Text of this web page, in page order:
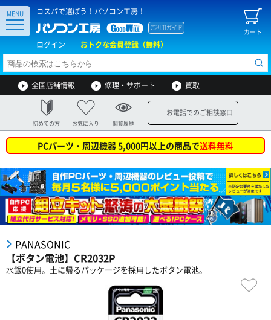
コスパで選ぼう！パソコン工房！
カート
ご利用ガイド
ログイン おトクな会員登録（無料）
MENU
全国店舗情報 修理・サポート 買取
初めての方 お気に入り 閲覧履歴
お電話でのご相談窓口
PCパーツ・周辺機器 5,000円以上の商品で送料無料
PANASONIC
【ボタン電池】CR2032P
水銀0使用。土に帰るパッケージを採用したボタン電池。